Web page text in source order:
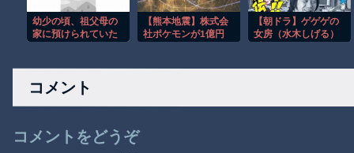
幼少の頃、祖父母の
家に預けられていた
で、神社の敷地内に
住んでいた。ある
日、いつものように
階段を上ると、猫の
【再】
【熊本地震】株式会
社ポケモンが1億円
支援続々発表！
【朝ドラ】ゲゲゲの
女房（水木しげる）
と誰だろうね
コメント
コメントをどうぞ